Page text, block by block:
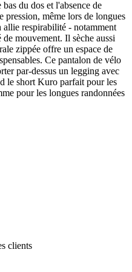
du dos et l'absence de
pression, même lors de longues
allie respirabilité - notamment
mouvement. Il sèche aussi
zippée offre un espace de
Ce pantalon de vélo
par-dessus un legging avec
le short Kuro parfait pour les
pour les longues randonnées
clients